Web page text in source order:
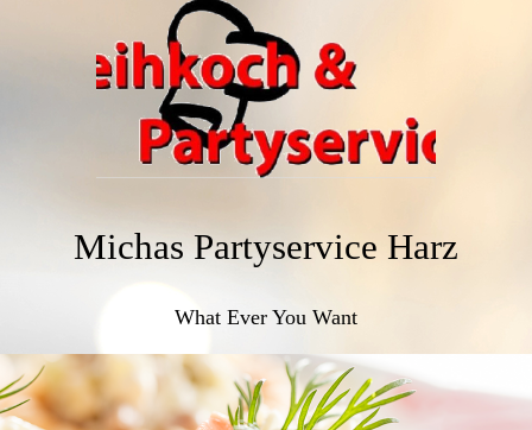
Michas Partyservice Harz
What Ever You Want